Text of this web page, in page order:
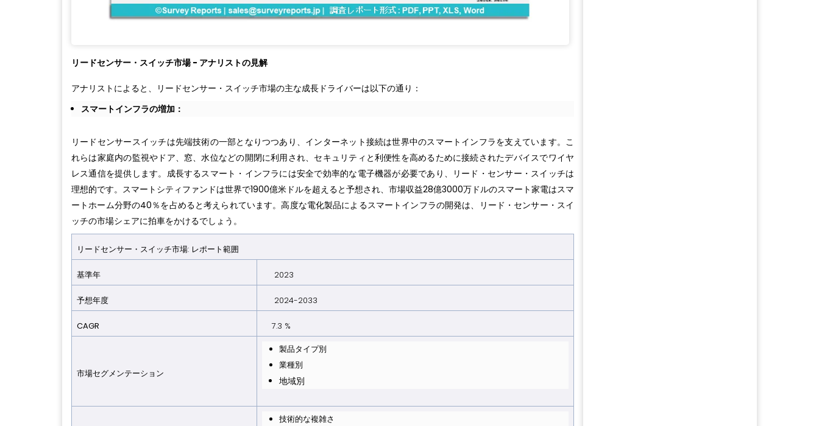
リードセンサー・スイッチ市場 - アナリストの見解
アナリストによると、リードセンサー・スイッチ市場の主な成長ドライバーは以下の通り：
スマートインフラの増加：
リードセンサースイッチは先端技術の一部となりつつあり、インターネット接続は世界中のスマートインフラを支えています。こ
れらは家庭内の監視やドア、窓、水位などの開閉に利用され、セキュリティと利便性を高めるために接続されたデバイスでワイヤ
レス通信を提供します。成長するスマート・インフラには安全で効率的な電子機器が必要であり、リード・センサー・スイッチは
理想的です。スマートシティファンドは世界で1900億米ドルを超えると予想され、市場収益28億3000万ドルのスマート家電はスマ
ートホーム分野の40％を占めると考えられています。高度な電化製品によるスマートインフラの開発は、リード・センサー・スイ
ッチの市場シェアに拍車をかけるでしょう。
リードセンサー・スイッチ市場: レポート範囲
基準年 2023
予想年度 2024-2033
CAGR 7.3 %
市場セグメンテーショ ン
製品タイプ別
業種別
地域別
技術的な複雑さ